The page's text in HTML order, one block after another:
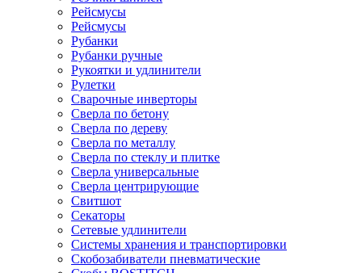
Рейсмусы
Рейсмусы
Рубанки
Рубанки ручные
Рукоятки и удлинители
Рулетки
Сварочные инверторы
Сверла по бетону
Сверла по дереву
Сверла по металлу
Сверла по стеклу и плитке
Сверла универсальные
Сверла центрирующие
Свитшот
Секаторы
Сетевые удлинители
Системы хранения и транспортировки
Скобозабиватели пневматические